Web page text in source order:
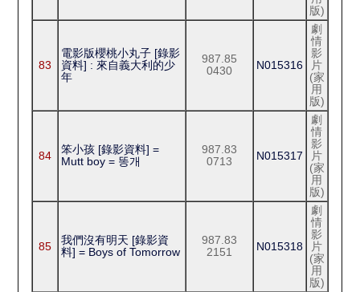
版)
83
電影版櫻桃小丸子 [錄影
資料] : 來自義大利的少
年
987.85
0430
N015316
劇
情
影
片
(家
用
版)
84
笨小孩 [錄影資料] =
Mutt boy = 똥개
987.83
0713
N015317
劇
情
影
片
(家
用
版)
85
我們沒有明天 [錄影資
料] = Boys of Tomorrow
987.83
2151
N015318
劇
情
影
片
(家
用
版)